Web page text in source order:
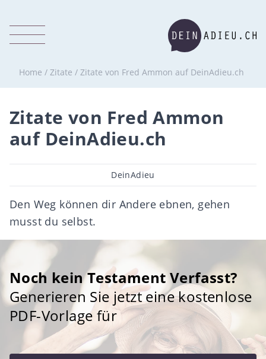
Home / Zitate / Zitate von Fred Ammon auf DeinAdieu.ch
Zitate von Fred Ammon
auf DeinAdieu.ch
Beitragsautor
DeinAdieu
Den Weg können dir Andere ebnen, gehen
musst du selbst.
Noch kein Testament Verfasst?
Generieren Sie jetzt eine kostenlose
PDF-Vorlage für